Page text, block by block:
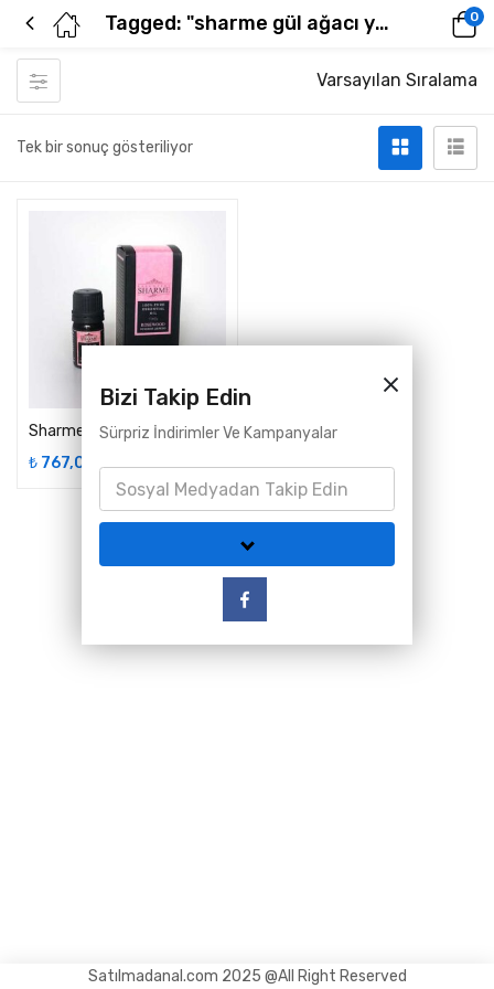
Tagged: "sharme gül ağacı yağı" 0
Satılmadanal.com 2025 @All Right Reserved
Tek bir sonuç gösteriliyor
Varsayılan Sıralama
Sharme Essential Gül ağacı Esansiyel Yağı, 5 Ml
₺ 767,00
Bizi Takip Edin
Sürpriz İndirimler Ve Kampanyalar